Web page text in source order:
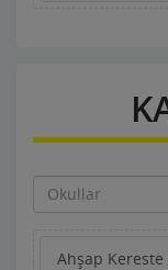
Ahşap Kereste